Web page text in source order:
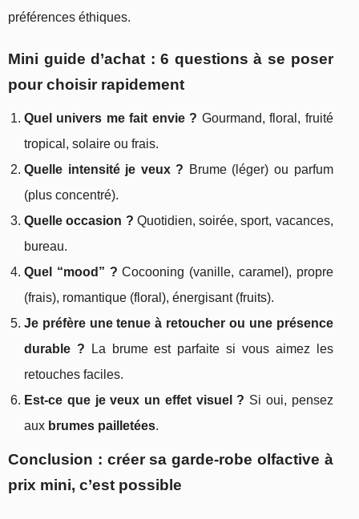
préférences éthiques.
Mini guide d’achat : 6 questions à se poser
pour choisir rapidement
Quel univers me fait envie ? Gourmand, floral, fruité
tropical, solaire ou frais.
Quelle intensité je veux ? Brume (léger) ou parfum
(plus concentré).
Quelle occasion ? Quotidien, soirée, sport, vacances,
bureau.
Quel “mood” ? Cocooning (vanille, caramel), propre
(frais), romantique (floral), énergisant (fruits).
Je préfère une tenue à retoucher ou une présence
durable ? La brume est parfaite si vous aimez les
retouches faciles.
Est-ce que je veux un effet visuel ? Si oui, pensez
aux brumes pailletées.
Conclusion : créer sa garde-robe olfactive à
prix mini, c’est possible